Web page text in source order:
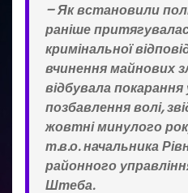
–Як встановили
раніше
кримінальної
вчинення майнових
відбувала покарання
позбавлення волі,
жовтні минулого
т.в.о. начальника
районного
Штеба.